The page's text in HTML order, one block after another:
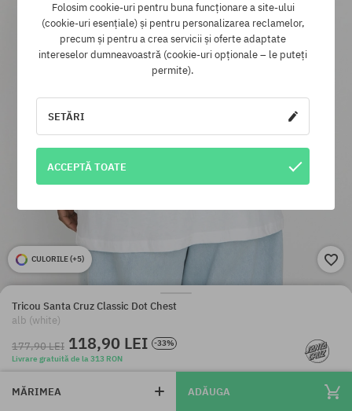
CULORILE (+5)
Tricou Santa Cruz Classic Dot Chest
alb (white)
177,90 LEI 118,90 LEI
-33%
Livrare gratuită de la 313 RON
MĂRIMEA ADĂUGA
Folosim cookie-uri pentru buna funcționare a site-ului
(cookie-uri esențiale) și pentru personalizarea reclamelor,
precum și pentru a crea servicii și oferte adaptate
intereselor dumneavoastră (cookie-uri opționale – le puteți
permite).
SETĂRI
ACCEPTĂ TOATE